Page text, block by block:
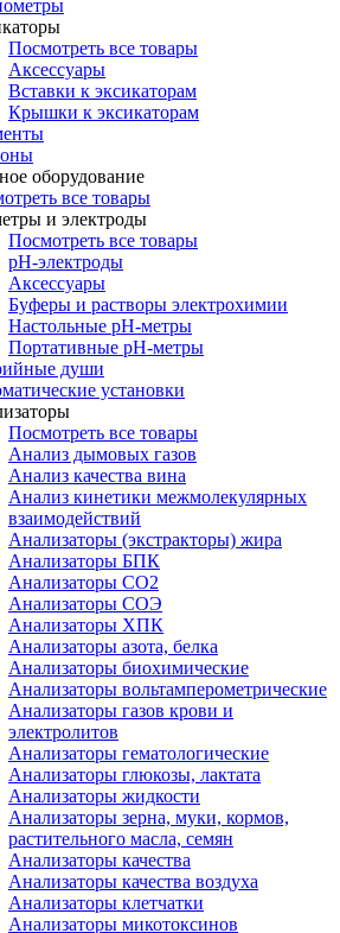
Посмотреть все товары
Аксессуары
Вставки к эксикаторам
Крышки к эксикаторам
оборудование
все товары
и электроды
Посмотреть все товары
pH-электроды
Аксессуары
Буферы и растворы электрохимии
Настольные рН-метры
Портативные рН-метры
души
установки
Посмотреть все товары
Анализ дымовых газов
Анализ качества вина
Анализ кинетики межмолекулярных
взаимодействий
Анализаторы (экстракторы) жира
Анализаторы БПК
Анализаторы СО2
Анализаторы СОЭ
Анализаторы ХПК
Анализаторы азота, белка
Анализаторы биохимические
Анализаторы вольтамперометрические
Анализаторы газов крови и
электролитов
Анализаторы гематологические
Анализаторы глюкозы, лактата
Анализаторы жидкости
Анализаторы зерна, муки, кормов,
растительного масла, семян
Анализаторы качества
Анализаторы качества воздуха
Анализаторы клетчатки
Анализаторы микотоксинов